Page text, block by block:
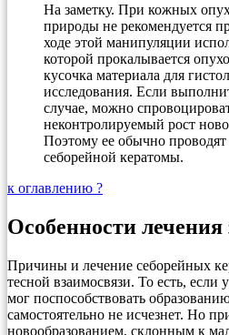
На заметку. При кожных
природы не рекомендуется
ходе этой манипуляции
которой прокалывается
кусочка материала для
исследования. Если
случае, можно
неконтролируемый рост
Поэтому ее обычно проводят
себорейной кератомы.
к оглавлению ?
Особенности лечения
Причины и лечение себорейных
тесной взаимосвязи. То есть, если
мог поспособствовать
самостоятельно не исчезнет. Но
новообразованием, склонным к